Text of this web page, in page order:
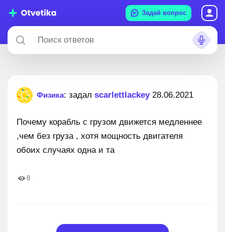
Задай вопрос
Физика: задал scarlettlackey28.06.2021
Почему корабль с грузом движется медленнее
,чем без груза , хотя мощность двигателя
обоих случаях одна и та
8